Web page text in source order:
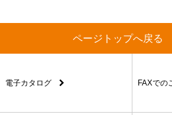
ページトップへ戻る
電子カタログ FAXでの